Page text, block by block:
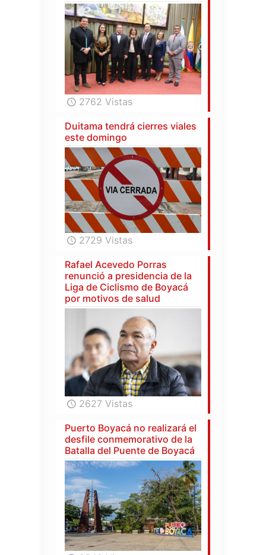
2762 Vistas
Duitama tendrá cierres viales
este domingo
2729 Vistas
Rafael Acevedo Porras
renunció a presidencia de la
Liga de Ciclismo de Boyacá
por motivos de salud
2627 Vistas
Puerto Boyacá no realizará el
desfile conmemorativo de la
Batalla del Puente de Boyacá